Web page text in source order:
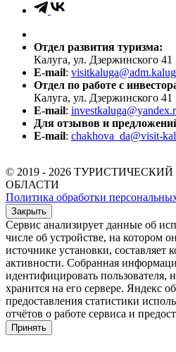
Отдел развития туризма:
Калуга, ул. Дзержинского 41
E-mail:
Отдел по работе с
Калуга, ул. Дзержинского 41
E-mail:
Для отзывов и
E-mail: chakhova_da@visit-
© 2019 - 2026
ОБЛАСТИ
Политика обработки
Закрыть
Сервис анализирует данные об
числе об устройстве, на котором
источнике установки, составляет
активности. Собранная
идентифицировать пользователя,
хранится на его сервере. Яндекс
предоставления статистики
отчётов о работе сервиса и
Принять